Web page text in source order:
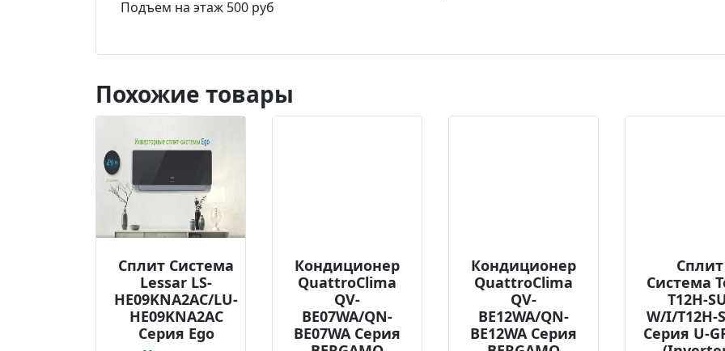
Подъем на этаж 500 руб
Похожие товары
Сплит Система
Lessar LS-
HE09KNA2AС/LU-
HE09KNA2AС
Серия Ego
Кондиционер
QuattroClima
QV-
BE07WA/QN-
BE07WA Серия
Кондиционер
QuattroClima
QV-
BE12WA/QN-
BE12WA Серия
Сплит
Система
T12H-
W/I/T12H-
Серия U-